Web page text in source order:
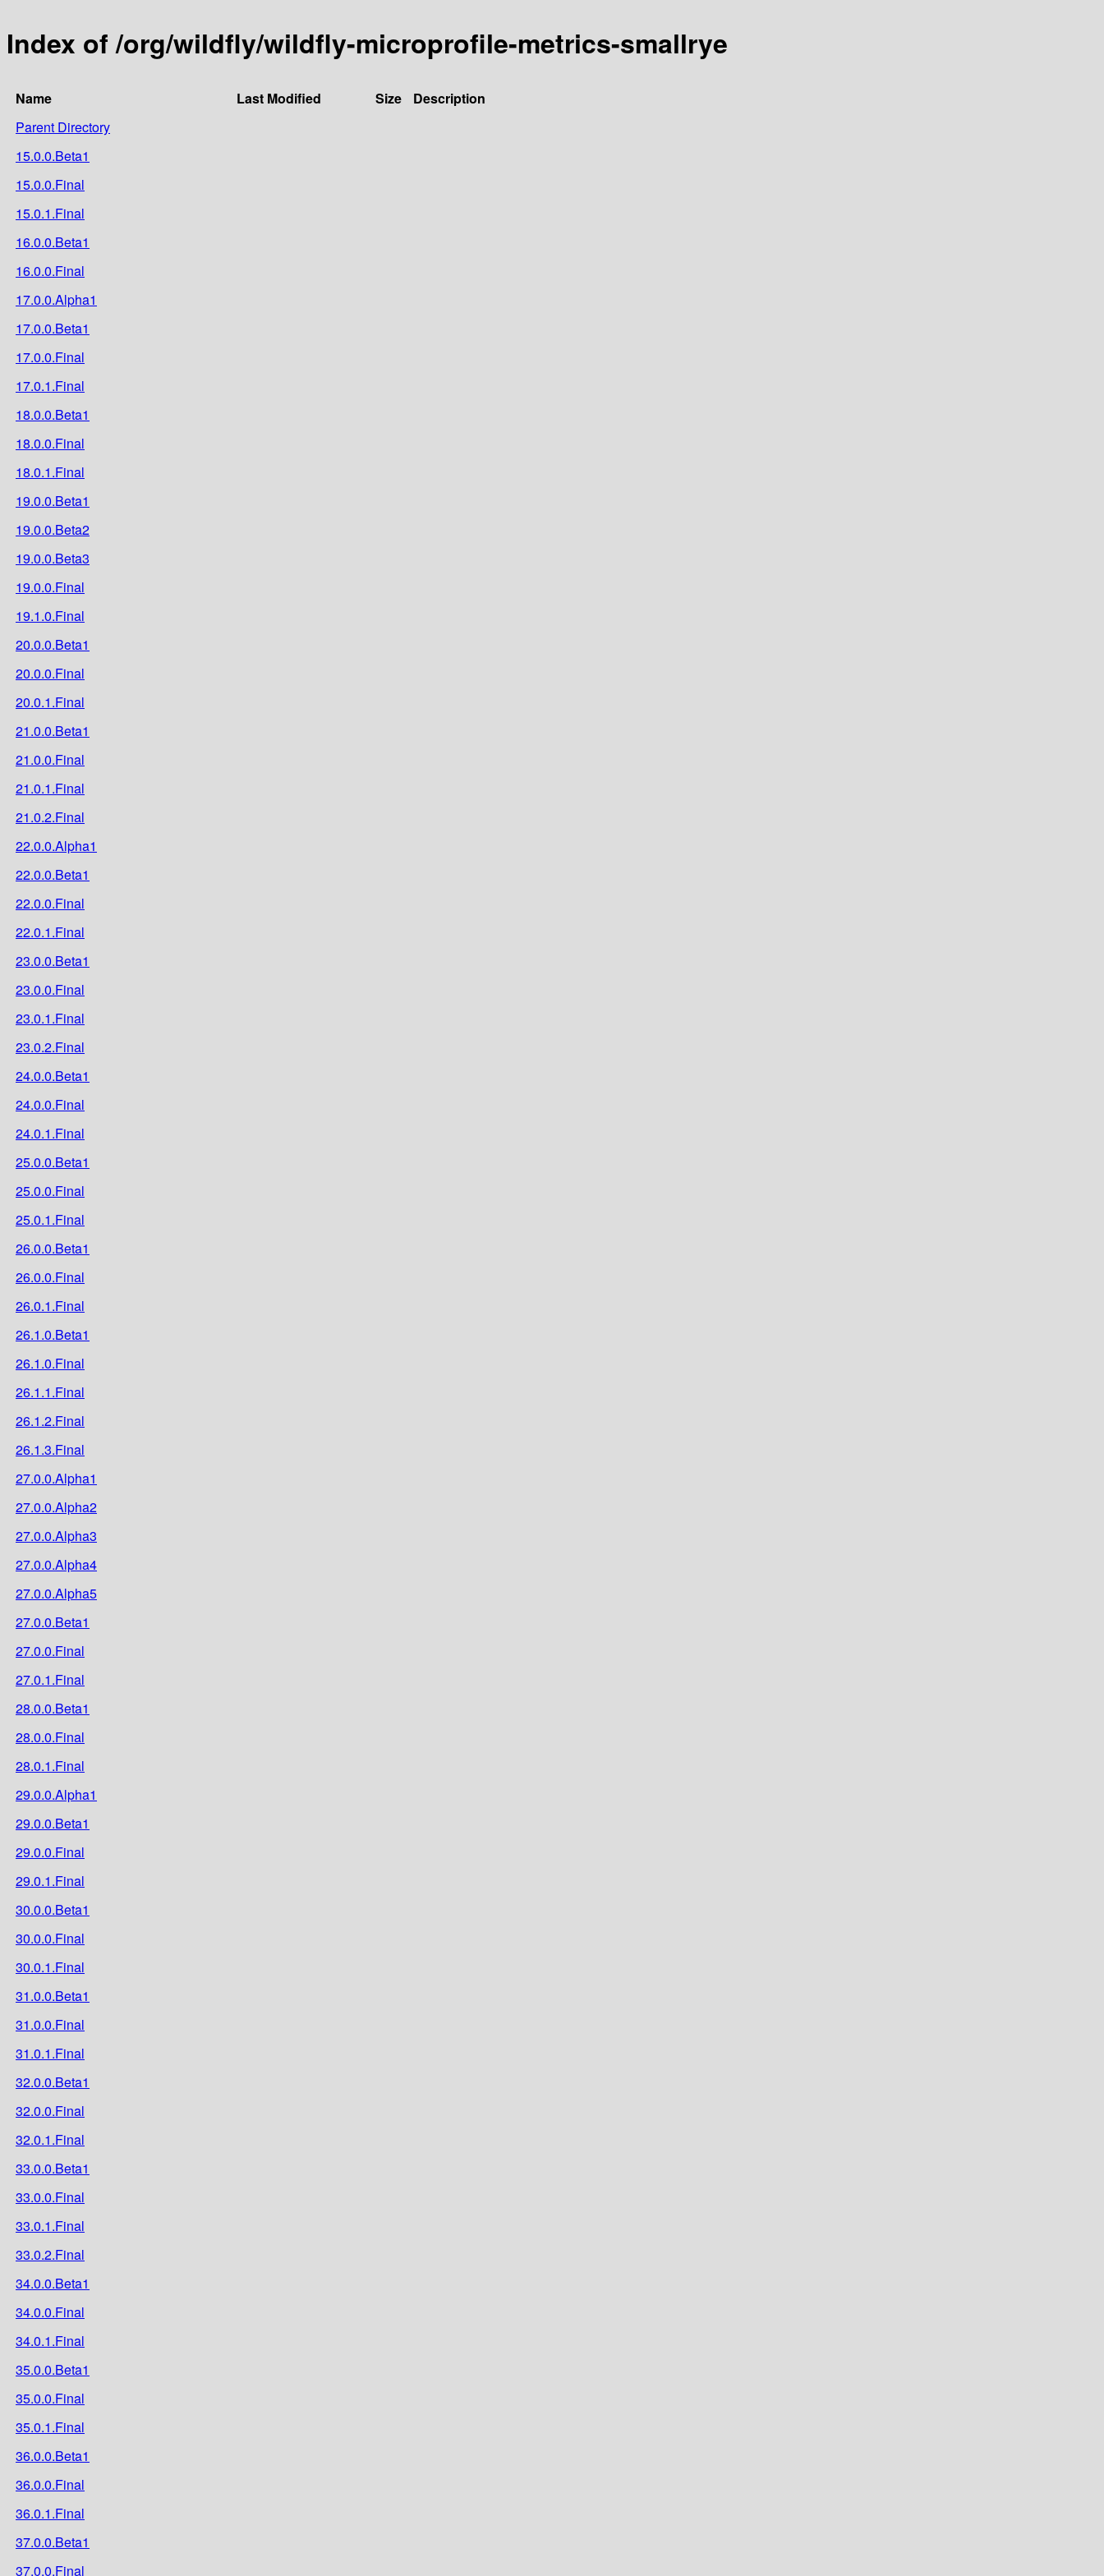
Index of /org/wildfly/wildfly-microprofile-metrics-smallrye
Name Last Modified Size
Description
Parent Directory
15.0.0.Beta1
15.0.0.Final
15.0.1.Final
16.0.0.Beta1
16.0.0.Final
17.0.0.Alpha1
17.0.0.Beta1
17.0.0.Final
17.0.1.Final
18.0.0.Beta1
18.0.0.Final
18.0.1.Final
19.0.0.Beta1
19.0.0.Beta2
19.0.0.Beta3
19.0.0.Final
19.1.0.Final
20.0.0.Beta1
20.0.0.Final
20.0.1.Final
21.0.0.Beta1
21.0.0.Final
21.0.1.Final
21.0.2.Final
22.0.0.Alpha1
22.0.0.Beta1
22.0.0.Final
22.0.1.Final
23.0.0.Beta1
23.0.0.Final
23.0.1.Final
23.0.2.Final
24.0.0.Beta1
24.0.0.Final
24.0.1.Final
25.0.0.Beta1
25.0.0.Final
25.0.1.Final
26.0.0.Beta1
26.0.0.Final
26.0.1.Final
26.1.0.Beta1
26.1.0.Final
26.1.1.Final
26.1.2.Final
26.1.3.Final
27.0.0.Alpha1
27.0.0.Alpha2
27.0.0.Alpha3
27.0.0.Alpha4
27.0.0.Alpha5
27.0.0.Beta1
27.0.0.Final
27.0.1.Final
28.0.0.Beta1
28.0.0.Final
28.0.1.Final
29.0.0.Alpha1
29.0.0.Beta1
29.0.0.Final
29.0.1.Final
30.0.0.Beta1
30.0.0.Final
30.0.1.Final
31.0.0.Beta1
31.0.0.Final
31.0.1.Final
32.0.0.Beta1
32.0.0.Final
32.0.1.Final
33.0.0.Beta1
33.0.0.Final
33.0.1.Final
33.0.2.Final
34.0.0.Beta1
34.0.0.Final
34.0.1.Final
35.0.0.Beta1
35.0.0.Final
35.0.1.Final
36.0.0.Beta1
36.0.0.Final
36.0.1.Final
37.0.0.Beta1
37.0.0.Final